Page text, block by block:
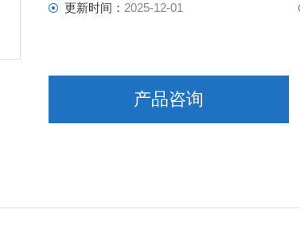
更新时间： 2025-12-01
产品咨询